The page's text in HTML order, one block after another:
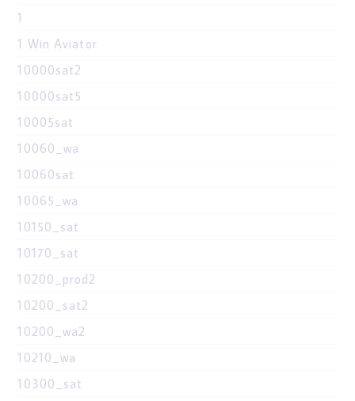
1
1 Win Aviator
10000sat2
10000sat5
10005sat
10060_wa
10060sat
10065_wa
10150_sat
10170_sat
10200_prod2
10200_sat2
10200_wa2
10210_wa
10300_sat